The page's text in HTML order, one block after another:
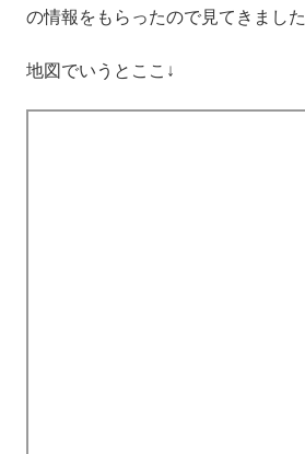
の情報をもらったので見てきました
地図でいうとここ↓